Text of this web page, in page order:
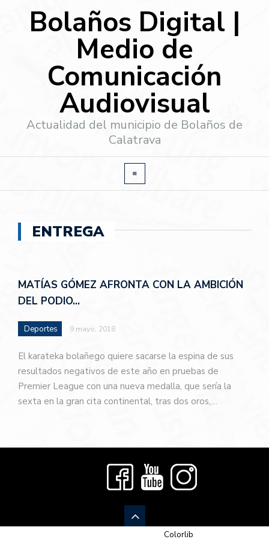
Bolaños Digital |
Medio de
Comunicación
Audiovisual
Actualidad del municipio de Bolaños de
Calatrava
ENTREGA
MATÍAS GÓMEZ AFRONTA CON LA AMBICIÓN
DEL PODIO…
Deportes 9 mayo, 2018
El karateka bolañego quiere sacarse la espina de sus
resultados negativos de este año en pruebas de
Premier League con una nueva medalla, que sería la
sexta en la gran cita continental, tras dos oros,…
Colorlib